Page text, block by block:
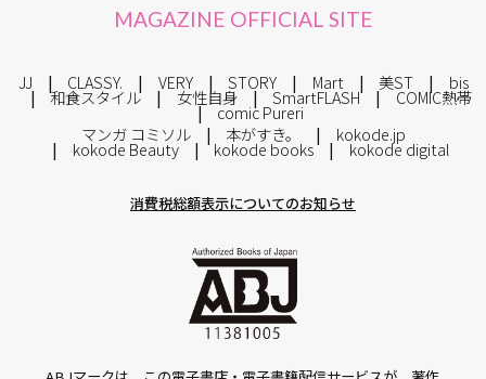
MAGAZINE OFFICIAL SITE
JJ CLASSY. VERY STORY Mart 美ST bis
和食スタイル 女性自身 SmartFLASH COMIC熱帯
comic Pureri
マンガ コミソル
本がすき。 kokode.jp
kokode Beauty kokode books kokode digital
消費税総額表示についてのお知らせ